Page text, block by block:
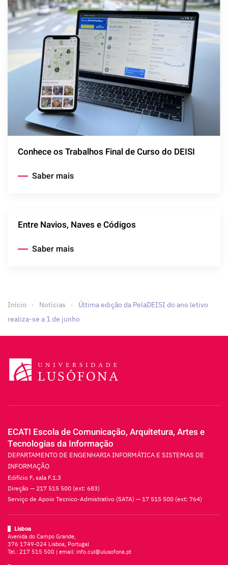
Conhece os Trabalhos Final de Curso do DEISI
Saber mais
Entre Navios, Naves e Códigos
Saber mais
Início Notícias
Última edição da PelaDEISI do ano letivo
realiza-se a 1 de junho
ECATI Escola de Comunicação, Arquitetura, Artes e
Tecnologias da Informação
DEPARTAMENTO DE ENGENHARIA INFORMÁTICA E SISTEMAS DE
INFORMAÇÃO
Edifício F, sala F.1.3
Direção — 217 515 500 (ext: 683)
Serviço de Apoio Tecnico-Admistrativo (SATA) — 17 515 500 (ext: 764)
Lisboa
Avenida do Campo Grande,
376 1749-024 Lisboa, Portugal
Tel.: 217 515 500 | email: info.cul@ulusofona.pt